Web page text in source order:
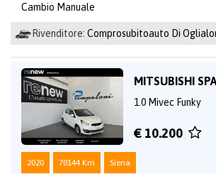
Cambio Manuale
Rivenditore: Comprosubitoauto Di
MITSUBISHI
1.0 Mivec Funky
€ 10.200
2020 70144 Km Siena